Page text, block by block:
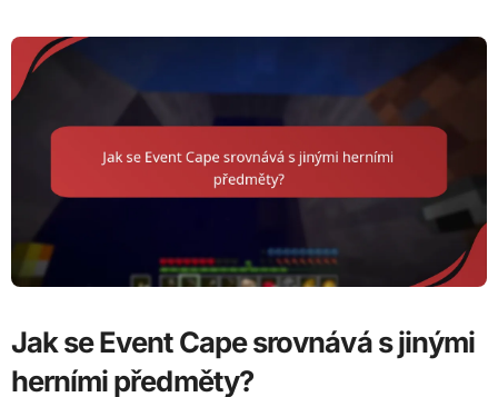
Jak se Event Cape srovnává s jinými
herními předměty?